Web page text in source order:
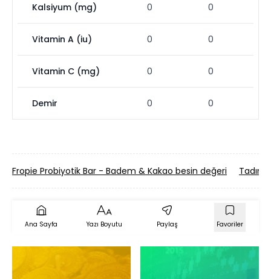
Kalsiyum (mg) 0 0
Vitamin A (iu) 0 0
Vitamin C (mg) 0 0
Demir 0 0
Fropie Probiyotik Bar - Badem & Kakao besin değeri Tadım
Ana Sayfa Yazı Boyutu Paylaş Favoriler